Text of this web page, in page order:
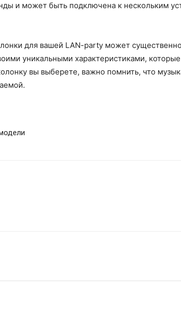
и может быть подключена к нескольким
для вашей LAN-party может
уникальными характеристиками,
вы выберете, важно помнить, что